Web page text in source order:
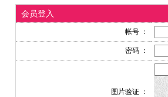
会员登入
帐号 ：
密码 ：
图片验证 ：